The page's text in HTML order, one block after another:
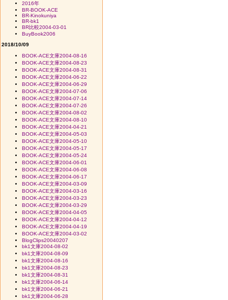
2016年
BR-BOOK-ACE
BR-Kinokuniya
BR-bk1
BR比較2004-03-01
BuyBook2006
2018/10/09
BOOK-ACE文庫2004-08-16
BOOK-ACE文庫2004-08-23
BOOK-ACE文庫2004-08-31
BOOK-ACE文庫2004-06-22
BOOK-ACE文庫2004-06-29
BOOK-ACE文庫2004-07-06
BOOK-ACE文庫2004-07-14
BOOK-ACE文庫2004-07-26
BOOK-ACE文庫2004-08-02
BOOK-ACE文庫2004-08-10
BOOK-ACE文庫2004-04-21
BOOK-ACE文庫2004-05-03
BOOK-ACE文庫2004-05-10
BOOK-ACE文庫2004-05-17
BOOK-ACE文庫2004-05-24
BOOK-ACE文庫2004-06-01
BOOK-ACE文庫2004-06-08
BOOK-ACE文庫2004-06-17
BOOK-ACE文庫2004-03-09
BOOK-ACE文庫2004-03-16
BOOK-ACE文庫2004-03-23
BOOK-ACE文庫2004-03-29
BOOK-ACE文庫2004-04-05
BOOK-ACE文庫2004-04-12
BOOK-ACE文庫2004-04-19
BOOK-ACE文庫2004-03-02
BlogClips20040207
bk1文庫2004-08-02
bk1文庫2004-08-09
bk1文庫2004-08-16
bk1文庫2004-08-23
bk1文庫2004-08-31
bk1文庫2004-06-14
bk1文庫2004-06-21
bk1文庫2004-06-28